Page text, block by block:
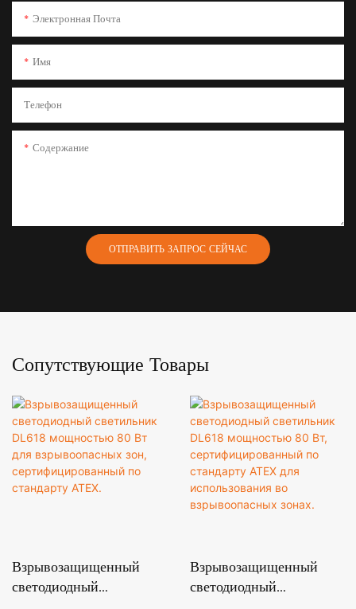
Электронная Почта
Имя
Телефон
Содержание
ОТПРАВИТЬ ЗАПРОС СЕЙЧАС
Сопутствующие Товары
Взрывозащищенный
светодиодный
Взрывозащищенный
светодиодный